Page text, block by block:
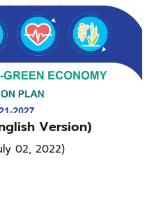
Version)
02, 2022)